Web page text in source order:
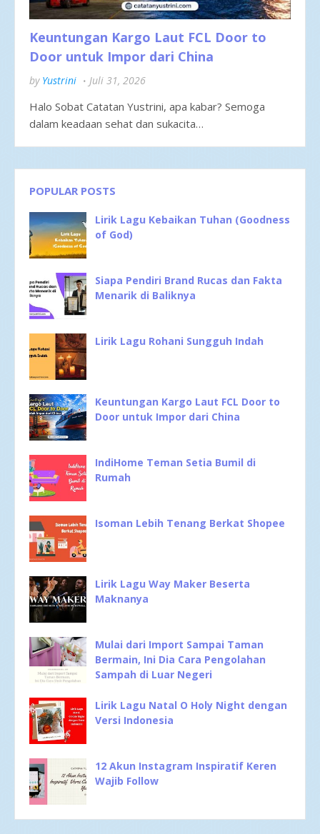
Keuntungan Kargo Laut FCL Door to
Door untuk Impor dari China
by Yustrini Juli 31, 2026
Halo Sobat Catatan Yustrini, apa kabar? Semoga
dalam keadaan sehat dan sukacita…
POPULAR POSTS
Lirik Lagu Kebaikan Tuhan (Goodness
of God)
Siapa Pendiri Brand Rucas dan Fakta
Menarik di Baliknya
Lirik Lagu Rohani Sungguh Indah
Keuntungan Kargo Laut FCL Door to
Door untuk Impor dari China
IndiHome Teman Setia Bumil di
Rumah
Isoman Lebih Tenang Berkat Shopee
Lirik Lagu Way Maker Beserta
Maknanya
Mulai dari Import Sampai Taman
Bermain, Ini Dia Cara Pengolahan
Sampah di Luar Negeri
Lirik Lagu Natal O Holy Night dengan
Versi Indonesia
12 Akun Instagram Inspiratif Keren
Wajib Follow